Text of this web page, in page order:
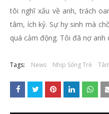
tôi nghĩ xấu về anh, trách
tâm, ích kỷ. Sự hy sinh mà
quá cảm động. Tôi đã nợ anh
Tags: News Nhịp Sống Trẻ